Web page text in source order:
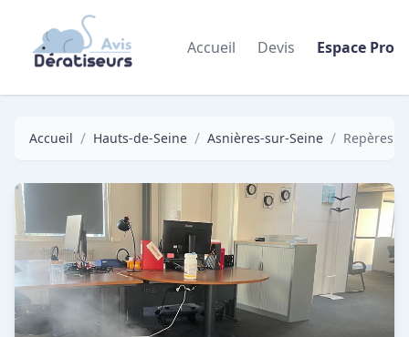
Accueil Devis Espace Pro
Accueil / Hauts-de-Seine / Asnières-sur-Seine / Repères